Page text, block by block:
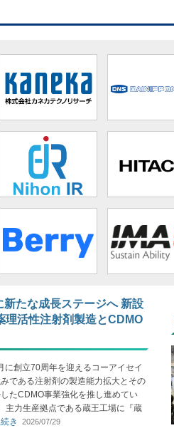
新たな成長ステージへ 新設
理活性注射剤製造とCDMO
創立70周年を迎えるコーアイセイ
である注射剤の製造能力拡大とその
たCDMO事業強化を推し進めてい
主力生産拠点である蔵王工場に『蔵
き 2026/07/29